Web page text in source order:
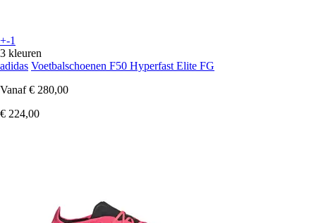
+-1
3 kleuren
adidas Voetbalschoenen F50 Hyperfast Elite FG
Vanaf € 280,00
€ 224,00